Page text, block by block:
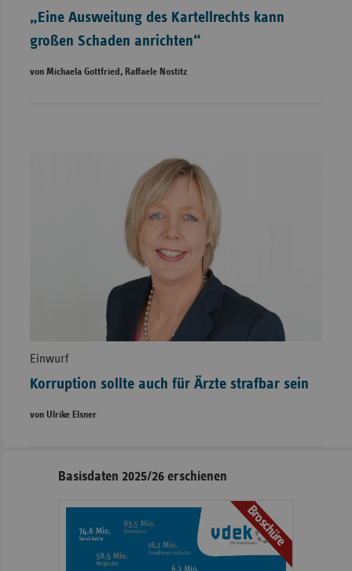
„Eine Ausweitung des Kartellrechts kann
großen Schaden anrichten“
von Michaela Gottfried, Raffaele Nostitz
Einwurf
Korruption sollte auch für Ärzte strafbar sein
von Ulrike Elsner
Seitennavigation
Seitenleiste
Informationen
Basisdaten 2025/26 erschienen
Broschüre